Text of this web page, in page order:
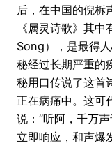
后，在中国的倪柝
《属灵诗歌》其
Song），是最得
秘经过长期严重的
秘用口传说了这首
正在病痛中。这可
说：”听阿，千万
立即响应，和声爆